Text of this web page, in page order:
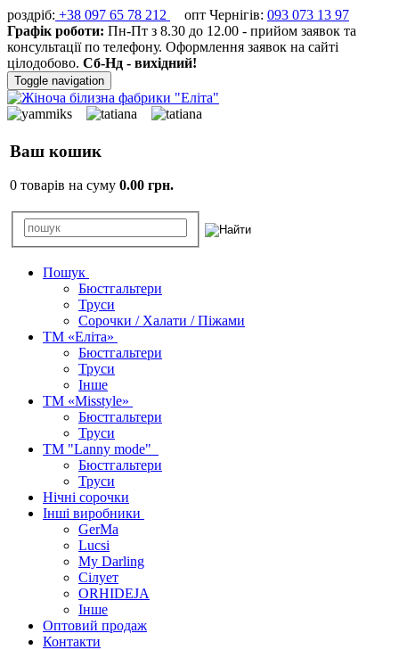
роздріб: +38 097 65 78 212 опт Чернігів: 093 073 13 97
Графік роботи: Пн-Пт з 8.30 до 12.00 - прийом заявок та
консультації по телефону. Оформлення заявок на сайті
цілодобово. Сб-Нд - вихідний!
Toggle navigation
Ваш кошик
0 товарів на суму 0.00 грн.
Пошук
Бюстгальтери
Труси
Сорочки / Халати / Піжами
ТМ «Еліта»
Бюстгальтери
Труси
Інше
ТМ «Misstyle»
Бюстгальтери
Труси
ТМ "Lanny mode"
Бюстгальтери
Труси
Нічні сорочки
Інші виробники
GerMa
Lucsi
My Darling
Сілует
ORHIDEJA
Інше
Оптовий продаж
Контакти